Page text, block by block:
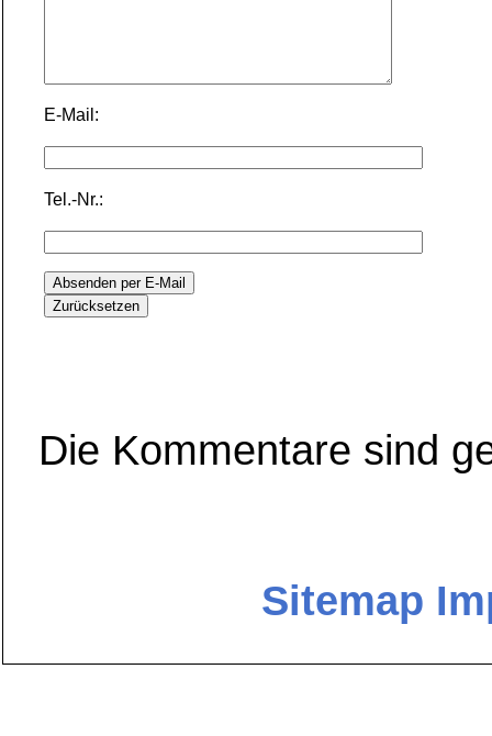
E-Mail:
Tel.-Nr.:
Die Kommentare sind
Sitemap